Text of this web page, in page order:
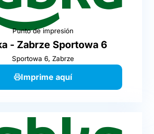
Punto de impresión
- Zabrze Sportowa 6
Sportowa 6, Zabrze
Imprime aquí